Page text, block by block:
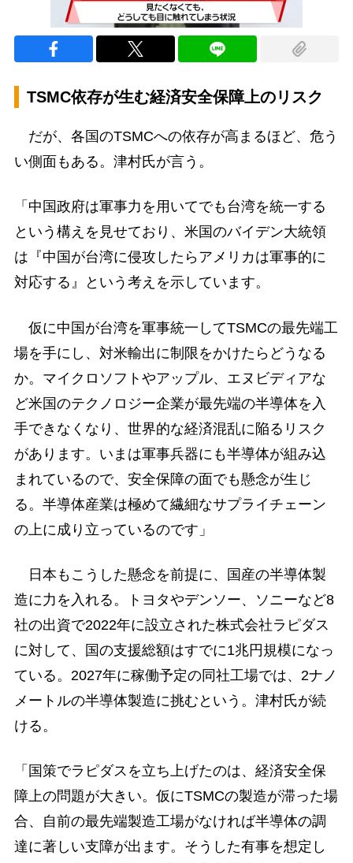
TSMC依存が生む経済安全保障上のリスク
だが、各国のTSMCへの依存が高まるほど、危う
い側面もある。津村氏が言う。
「中国政府は軍事力を用いてでも台湾を統一する
という構えを見せており、米国のバイデン大統領
は『中国が台湾に侵攻したらアメリカは軍事的に
対応する』という考えを示しています。
仮に中国が台湾を軍事統一してTSMCの最先端工
場を手にし、対米輸出に制限をかけたらどうなる
か。マイクロソフトやアップル、エヌビディアな
ど米国のテクノロジー企業が最先端の半導体を入
手できなくなり、世界的な経済混乱に陥るリスク
があります。いまは軍事兵器にも半導体が組み込
まれているので、安全保障の面でも懸念が生じ
る。半導体産業は極めて繊細なサプライチェーン
の上に成り立っているのです」
日本もこうした懸念を前提に、国産の半導体製
造に力を入れる。トヨタやデンソー、ソニーなど8
社の出資で2022年に設立された株式会社ラピダス
に対して、国の支援総額はすでに1兆円規模になっ
ている。2027年に稼働予定の同社工場では、2ナノ
メートルの半導体製造に挑むという。津村氏が続
ける。
「国策でラピダスを立ち上げたのは、経済安全保
障上の問題が大きい。仮にTSMCの製造が滞った場
合、自前の最先端製造工場がなければ半導体の調
達に著しい支障が出ます。そうした有事を想定し